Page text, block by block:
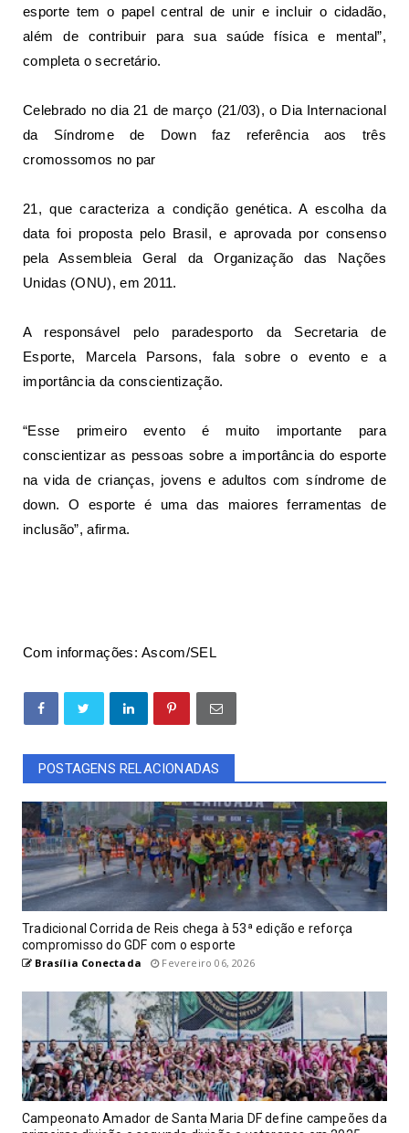
esporte tem o papel central de unir e incluir o cidadão,
além de contribuir para sua saúde física e mental”,
completa o secretário.
Celebrado no dia 21 de março (21/03), o Dia Internacional
da Síndrome de Down faz referência aos três
cromossomos no par
21, que caracteriza a condição genética. A escolha da
data foi proposta pelo Brasil, e aprovada por consenso
pela Assembleia Geral da Organização das Nações
Unidas (ONU), em 2011.
A responsável pelo paradesporto da Secretaria de
Esporte, Marcela Parsons, fala sobre o evento e a
importância da conscientização.
“Esse primeiro evento é muito importante para
conscientizar as pessoas sobre a importância do esporte
na vida de crianças, jovens e adultos com síndrome de
down. O esporte é uma das maiores ferramentas de
inclusão”, afirma.
Com informações:Ascom/SEL
POSTAGENS RELACIONADAS
Tradicional Corrida de Reis chega à 53ª edição e reforça
compromisso do GDF com o esporte
Brasília Conectada Fevereiro 06, 2026
Campeonato Amador de Santa Maria DF define campeões da